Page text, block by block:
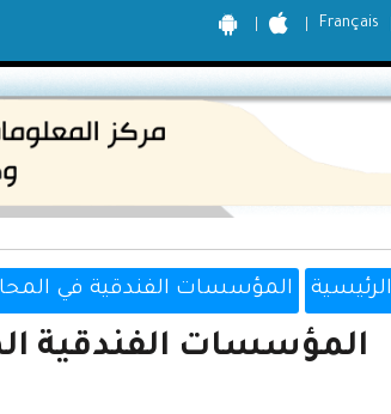
Français
الرئيسية المؤسسات الفندقية في
المؤسسات الفندقية